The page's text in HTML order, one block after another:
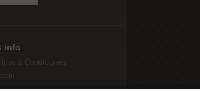
info
& Condiciones